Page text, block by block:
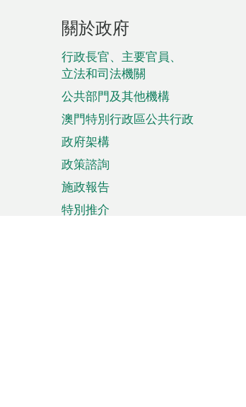
頁
腳
菜
單
關於政府
行政長官、主要官員、
立法和司法機關
公共部門及其他機構
澳門特別行政區公共行政
政府架構
政策諮詢
施政報告
特別推介